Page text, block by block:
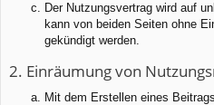
Der Nutzungsvertrag wird auf
kann von beiden Seiten ohne
gekündigt werden.
2. Einräumung von
Mit dem Erstellen eines